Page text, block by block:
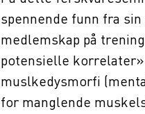
spennende funn fra
medlemskap på
potensielle
muslkedysmorfi
for manglende